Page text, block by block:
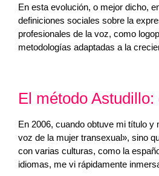
En esta evolución, o mejor dicho,
definiciones sociales sobre la
profesionales de la voz, como
metodologías adaptadas a la
El método
En 2006, cuando obtuve mi título
voz de la mujer transexual», sino
con varias culturas, como la
idiomas, me vi rápidamente